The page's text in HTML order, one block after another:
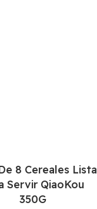
8 Cereales Lista
Servir QiaoKou
350G